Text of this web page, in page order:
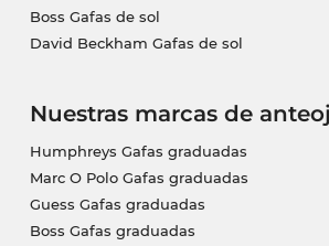
Boss Gafas de sol
David Beckham Gafas de sol
Nuestras marcas de
Humphreys Gafas graduadas
Marc O Polo Gafas graduadas
Guess Gafas graduadas
Boss Gafas graduadas